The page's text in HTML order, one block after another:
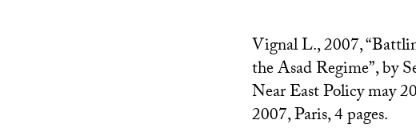
Vignal L., 2007,
the Asad Regime”, by
Near East Policy may
2007, Paris, 4 pages.